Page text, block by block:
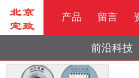
产品 留言
前沿科技